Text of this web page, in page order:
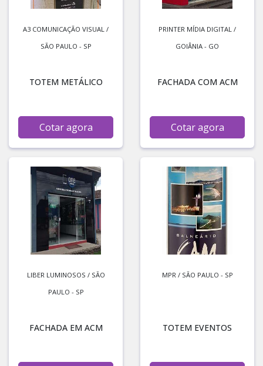
A3 COMUNICAÇÃO VISUAL /
SÃO PAULO - SP
TOTEM METÁLICO
Cotar agora
PRINTER MÍDIA DIGITAL /
GOIÂNIA - GO
FACHADA COM ACM
Cotar agora
LIBER LUMINOSOS / SÃO
PAULO - SP
FACHADA EM ACM
MPR / SÃO PAULO - SP
TOTEM EVENTOS